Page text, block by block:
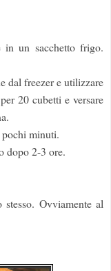
in un sacchetto frigo.
dal freezer e utilizzare
20 cubetti e versare
minuti.
dopo 2-3 ore.
Ovviamente al